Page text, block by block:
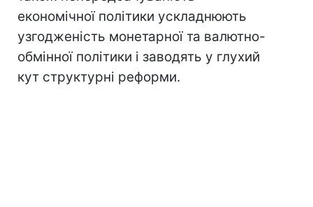
економічної політики ускладнюють
узгодженість монетарної та валютно-
обмінної політики і заводять у глухий
кут структурні реформи.